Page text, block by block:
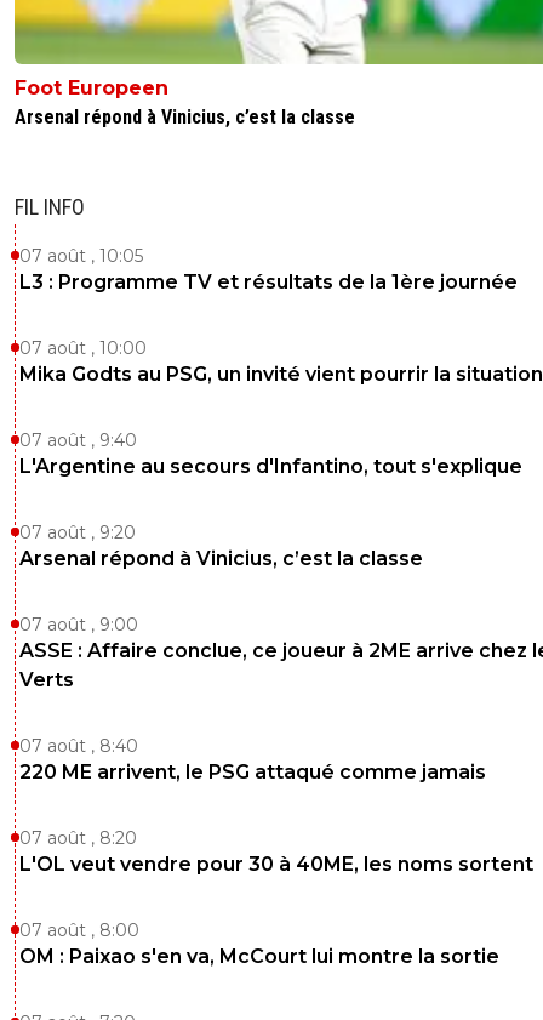
Foot Europeen
Arsenal répond à Vinicius, c’est la classe
FIL INFO
07 août , 10:05
L3 : Programme TV et résultats de la 1ère journée
07 août , 10:00
Mika Godts au PSG, un invité vient pourrir la situation
07 août , 9:40
L'Argentine au secours d'Infantino, tout s'explique
07 août , 9:20
Arsenal répond à Vinicius, c’est la classe
07 août , 9:00
ASSE : Affaire conclue, ce joueur à 2ME arrive chez
Verts
07 août , 8:40
220 ME arrivent, le PSG attaqué comme jamais
07 août , 8:20
L'OL veut vendre pour 30 à 40ME, les noms sortent
07 août , 8:00
OM : Paixao s'en va, McCourt lui montre la sortie